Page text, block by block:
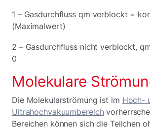
1 – Gasdurchfluss qm verblockt =
(Maximalwert)
2 – Gasdurchfluss nicht verblockt,
0
Molekulare
Die Molekularströmung ist im Hoch-
Ultrahochvakuumbereich
Bereichen können sich die Teilchen